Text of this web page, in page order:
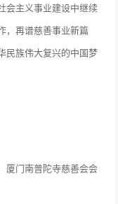
会主义事业建设中继续
，再谱慈善事业新篇
民族伟大复兴的中国梦
门南普陀寺慈善会会